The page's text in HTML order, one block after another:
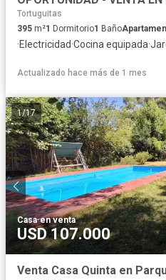
Tortuguitas
395 m²1 Dormitorio1 Baño
·Electricidad·Cocina equipada·
Actualizado hace más de 1 mes
1/17
Casa·en venta
USD 107.000
Venta Casa Quinta en